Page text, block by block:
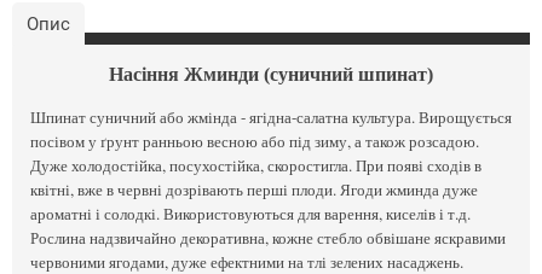
Опис
Насіння Жминди (суничний шпинат)
Шпинат суничний або жмінда - ягідна-салатна культура. Вирощується
посівом у ґрунт ранньою весною або під зиму, а також розсадою.
Дуже холодостійка, посухостійка, скоростигла. При появі сходів в
квітні, вже в червні дозрівають перші плоди. Ягоди жминда дуже
ароматні і солодкі. Використовуються для варення, киселів і т.д.
Рослина надзвичайно декоративна, кожне стебло обвішане яскравими
червоними ягодами, дуже ефектними на тлі зелених насаджень.